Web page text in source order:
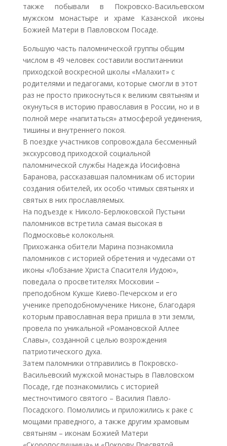
также побывали в Покровско-Васильевском
мужском монастыре и храме Казанской иконы
Божией Матери в Павловском Посаде.
Большую часть паломнической группы общим
числом в 49 человек составили воспитанники
приходской воскресной школы «Малахит» с
родителями и педагогами, которые смогли в этот
раз не просто прикоснуться к великим святыням и
окунуться в историю православия в России, но и в
полной мере «напитаться» атмосферой уединения,
тишины и внутреннего покоя.
В поездке участников сопровождала бессменный
экскурсовод приходской социальной
паломнической службы Надежда Иосифовна
Баранова, рассказавшая паломникам об истории
создания обителей, их особо чтимых святынях и
святых в них прославляемых.
На подъезде к Николо-Берлюковской Пустыни
паломников встретила самая высокая в
Подмосковье колокольня.
Прихожанка обители Марина познакомила
паломников с историей обретения и чудесами от
иконы «Лобзание Христа Спасителя Иудою»,
поведала о просветителях Московии –
преподобном Кукше Киево-Печерском и его
ученике преподобномученике Никоне, благодаря
которым православная вера пришла в эти земли,
провела по уникальной «Романовской Аллее
Славы», созданной с целью возрождения
патриотического духа.
Затем паломники отправились в Покровско-
Васильевский мужской монастырь в Павловском
Посаде, где познакомились с историей
местночтимого святого – Василия Павло-
Посадского. Помолились и приложились к раке с
мощами праведного, а также другим храмовым
святыням – иконам Божией Матери